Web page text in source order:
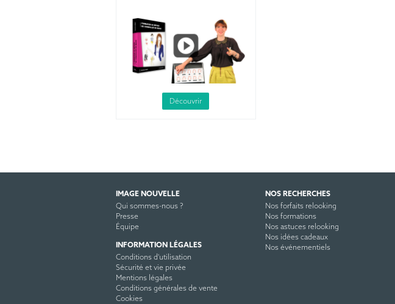
Découvrir
IMAGE NOUVELLE
Qui sommes-nous ?
Presse
Équipe
INFORMATION LÉGALES
Conditions d'utilisation
Sécurité et vie privée
Mentions légales
Conditions générales de vente
Cookies
NOS RECHERCHES
Nos forfaits relooking
Nos formations
Nos astuces relooking
Nos idées cadeaux
Nos événementiels